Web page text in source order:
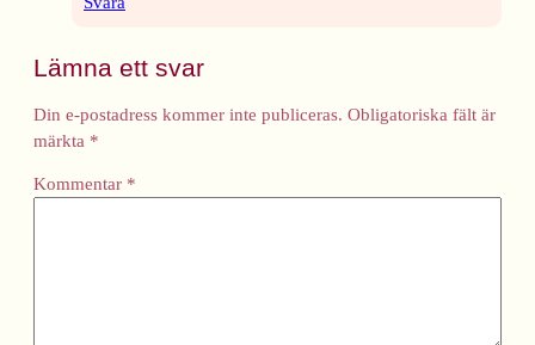
Lämna ett svar
Din e-postadress kommer inte publiceras. Obligatoriska fält är
märkta *
Kommentar *